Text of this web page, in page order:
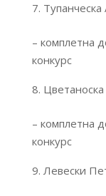
Тупанческа
– комплетна
конкурс
– комплетна
конкурс
Левески